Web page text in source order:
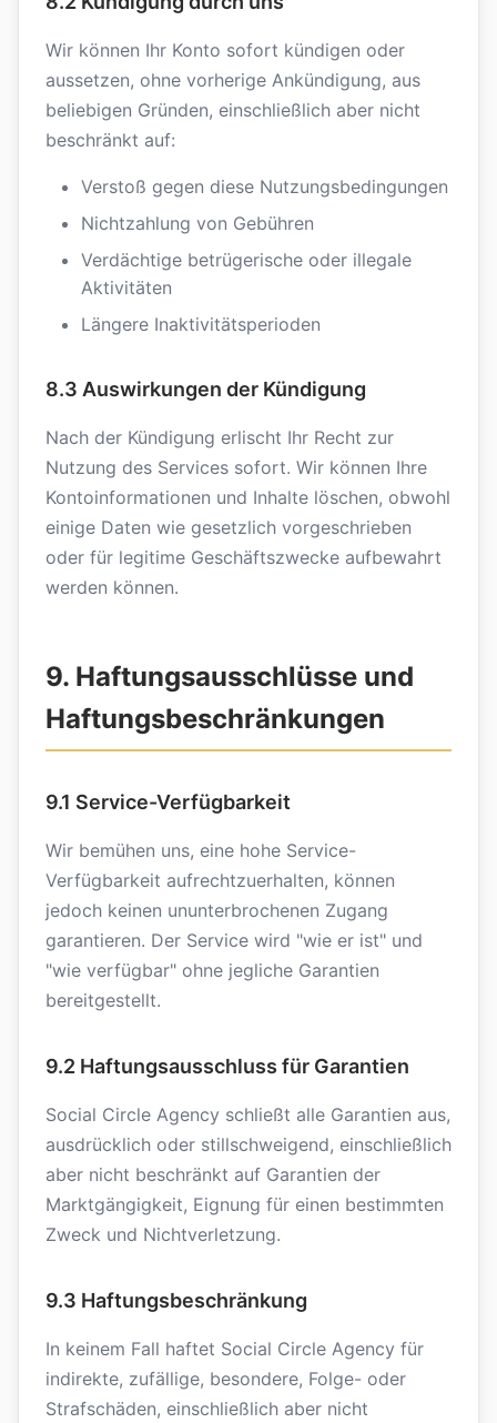
Wir können Ihr Konto sofort kündigen oder
aussetzen, ohne vorherige Ankündigung, aus
beliebigen Gründen, einschließlich aber nicht
beschränkt auf:
Verstoß gegen diese Nutzungsbedingungen
Nichtzahlung von Gebühren
Verdächtige betrügerische oder illegale
Aktivitäten
Längere Inaktivitätsperioden
8.3 Auswirkungen der Kündigung
Nach der Kündigung erlischt Ihr Recht zur
Nutzung des Services sofort. Wir können Ihre
Kontoinformationen und Inhalte löschen, obwohl
einige Daten wie gesetzlich vorgeschrieben
oder für legitime Geschäftszwecke aufbewahrt
werden können.
9. Haftungsausschlüsse und
Haftungsbeschränkungen
9.1 Service-Verfügbarkeit
Wir bemühen uns, eine hohe Service-
Verfügbarkeit aufrechtzuerhalten, können
jedoch keinen ununterbrochenen Zugang
garantieren. Der Service wird "wie er ist" und
"wie verfügbar" ohne jegliche Garantien
bereitgestellt.
9.2 Haftungsausschluss für Garantien
Social Circle Agency schließt alle Garantien aus,
ausdrücklich oder stillschweigend, einschließlich
aber nicht beschränkt auf Garantien der
Marktgängigkeit, Eignung für einen bestimmten
Zweck und Nichtverletzung.
9.3 Haftungsbeschränkung
In keinem Fall haftet Social Circle Agency für
indirekte, zufällige, besondere, Folge- oder
Strafschäden, einschließlich aber nicht